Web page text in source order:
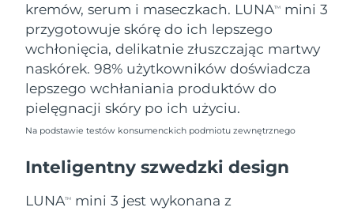
kremów, serum i maseczkach. LUNATM
mini 3
przygotowuje skórę do ich lepszego
wchłonięcia, delikatnie złuszczając martwy
naskórek. 98% użytkowników doświadcza
lepszego wchłaniania produktów do
pielęgnacji skóry po ich użyciu.
Na podstawie testów konsumenckich podmiotu zewnętrznego
Inteligentny szwedzki design
LUNATM
mini 3 jest wykonana z
Słowenia
Oczekiwany czas dostawy
Republika
Południowej Afryki
Oczekiwany czas dostawy
Korea Południowa
Oczekiwany czas dostawy
Hiszpania
Oczekiwany czas dostawy